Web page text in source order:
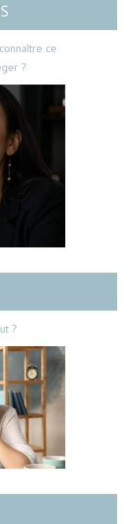
ce
?
?